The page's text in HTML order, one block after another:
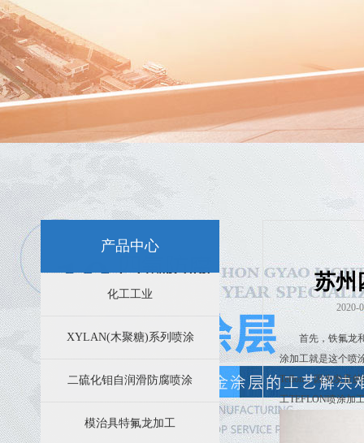
新闻资讯： 特氟龙喷涂-选择苏州四氟防腐科技
苏州特氟龙喷涂后表面容易脱皮是怎么回事？
苏州特氟龙喷涂后的不粘性能分析
苏州特氟龙喷涂效果的影响因素
苏州四氟防腐科技有限公司业务简介
特氟龙涂层加工效果好的效果主要因素都有哪些方面
产品中心
化工工业
XYLAN(木聚糖)系列喷涂
二硫化钼自润滑防腐喷涂
模治具特氟龙加工
苏州
首先，铁氟龙
涂加工就是这个喷
Teflon，因为发音
工TEFLON喷涂加